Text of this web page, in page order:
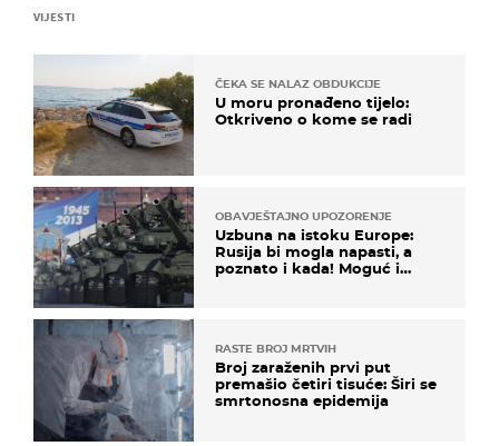
VIJESTI
ČEKA SE NALAZ OBDUKCIJE
U moru pronađeno tijelo:
Otkriveno o kome se radi
OBAVJEŠTAJNO UPOZORENJE
Uzbuna na istoku Europe:
Rusija bi mogla napasti, a
poznato i kada! Moguć i
RASTE BROJ MRTVIH
Broj zaraženih prvi put
premašio četiri tisuće: Širi se
smrtonosna epidemija